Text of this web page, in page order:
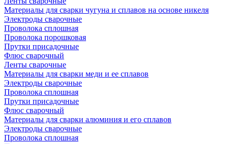
Материалы для сварки чугуна и сплавов на основе никеля
Электроды сварочные
Проволока сплошная
Проволока порошковая
Прутки присадочные
Флюс сварочный
Ленты сварочные
Материалы для сварки меди и ее сплавов
Электроды сварочные
Проволока сплошная
Прутки присадочные
Флюс сварочный
Материалы для сварки алюминия и его сплавов
Электроды сварочные
Проволока сплошная